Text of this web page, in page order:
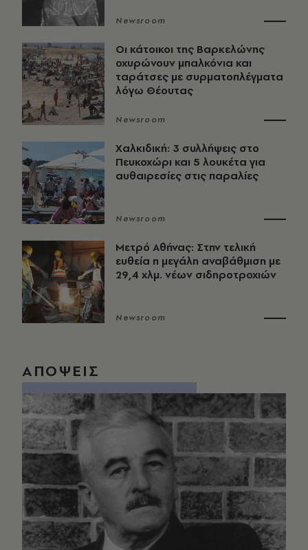
Newsroom
Οι κάτοικοι της Βαρκελώνης
οχυρώνουν μπαλκόνια και
ταράτσες με συρματοπλέγματα
λόγω Θέουτας
Newsroom
Χαλκιδική: 3 συλλήψεις στο
Πευκοχώρι και 5 λουκέτα για
αυθαιρεσίες στις παραλίες
Newsroom
Μετρό Αθήνας: Στην τελική
ευθεία η μεγάλη αναβάθμιση με
29,4 χλμ. νέων σιδηροτροχιών
Newsroom
ΑΠΟΨΕΙΣ